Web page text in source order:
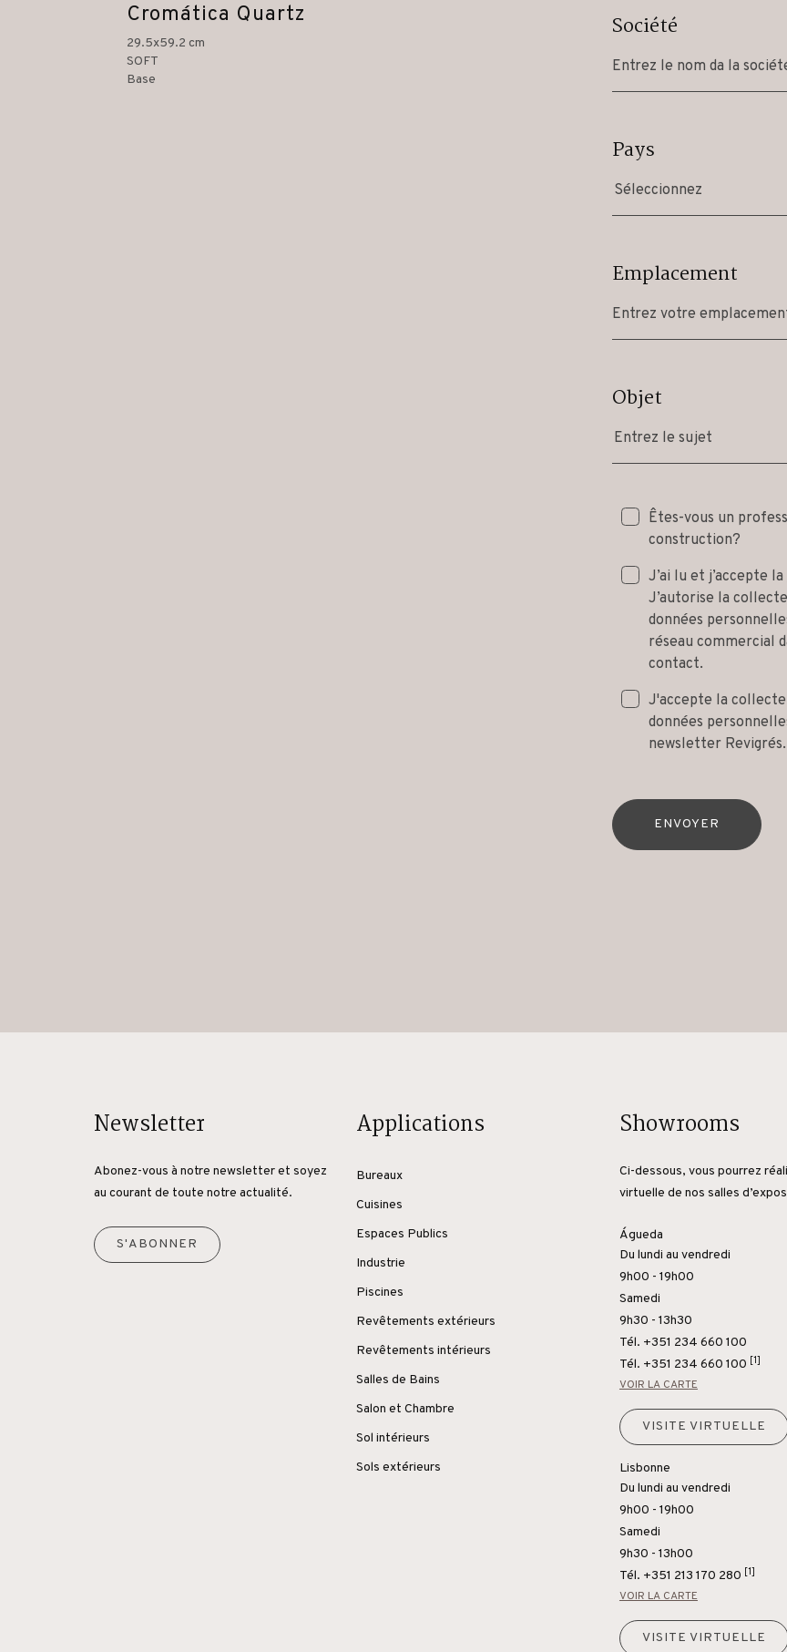
Cromática Quartz
29.5x59.2 cm
SOFT
Base
Société
Pays
Séleccionnez
Emplacement
Objet
Entrez le sujet
Êtes-vous un
construction?
J’ai lu et j’accepte la
J’autorise la
données
réseau commercial
contact.
J'accepte la
données
newsletter Revigrés.
ENVOYER
Newsletter
Abonez-vous à notre newsletter et soyez
au courant de toute notre actualité.
S'ABONNER
Applications
Bureaux
Cuisines
Espaces Publics
Industrie
Piscines
Revêtements extérieurs
Revêtements intérieurs
Salles de Bains
Salon et Chambre
Sol intérieurs
Sols extérieurs
Showrooms
Ci-dessous, vous pourrez
virtuelle de nos salles
Águeda
Du lundi au vendredi
9h00 - 19h00
Samedi
9h30 - 13h30
Tél. +351 234 660 100
Tél. +351 234 660 100 [1]
VOIR LA CARTE
VISITE VIRTUELLE
Lisbonne
Du lundi au vendredi
9h00 - 19h00
Samedi
9h30 - 13h00
Tél. +351 213 170 280 [1]
VOIR LA CARTE
VISITE VIRTUELLE